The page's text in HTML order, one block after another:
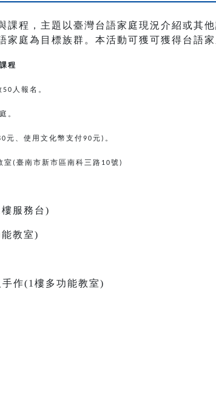
課程，主題以臺灣台語家庭現況介紹或其
家庭為目標族群。本活動可獲可獲得台語家
程
50 人報名。
。
元、使用文化幣支付90元 ) 。
室( 臺南市新市區南科三路 10號 )
服務台)
教室)
作(1樓多功能教室)